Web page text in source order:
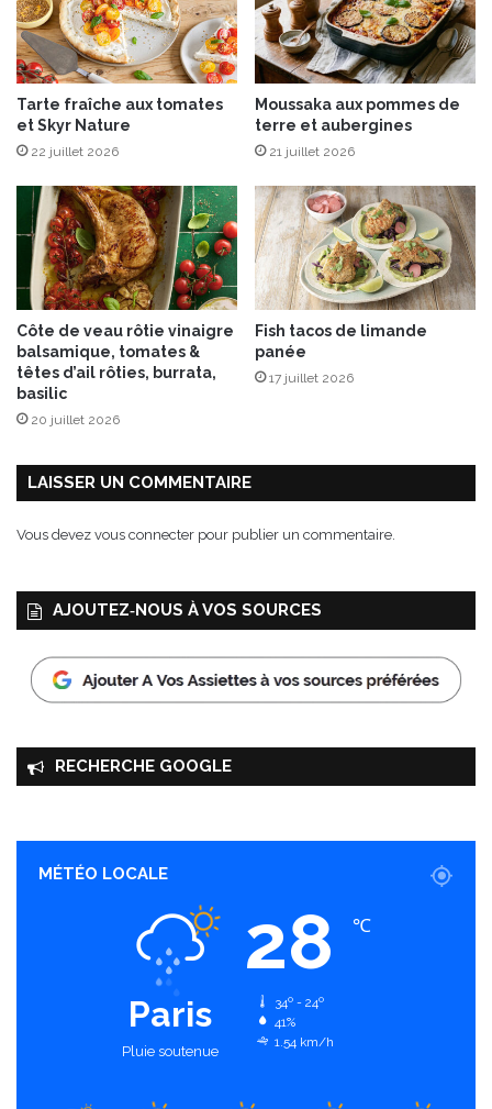
d
e
C
É
M
O
I
â
q
u
e
s
0
!
e
a
u
c
t
r
Tarte fraîche aux tomates
et Skyr Nature
22 juillet 2026
Moussaka aux pommes de
terre et aubergines
21 juillet 2026
Côte de veau rôtie vinaigre
balsamique, tomates &
têtes d’ail rôties, burrata,
basilic
20 juillet 2026
Fish tacos de limande
panée
17 juillet 2026
LAISSER UN COMMENTAIRE
Vous devez vous connecter pour publier un commentaire.
AJOUTEZ‑NOUS À VOS SOURCES
RECHERCHE GOOGLE
MÉTÉO LOCALE
Paris
Pluie soutenue
28 ℃
34º - 24º
41%
1.54 km/h